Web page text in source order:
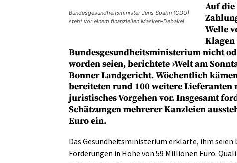
Bundesgesundheitsminister Jens Spahn (CDU)
steht vor einem finanziellen Masken-Debakel
Auf die
Welle
Klagen
Bundesgesundheitsministerium nicht
worden seien, berichtete ›Welt am
Bonner Landgericht. Wöchentlich
bereiteten rund 100 weitere
juristisches Vorgehen vor. Insgesamt
Schätzungen mehrerer Kanzleien
Euro ein.
Das Gesundheitsministerium erklärte, ihm seien
Forderungen in Höhe von 59 Millionen Euro.